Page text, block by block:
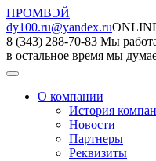
ПРОМВЭЙ
dy100.ru@yandex.ru
8 (343) 288-70-83 Мы
в остальное время мы
О компании
История
Новости
Партнеры
Реквизиты